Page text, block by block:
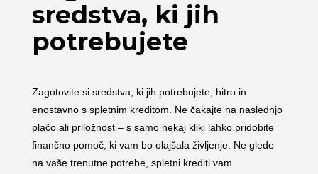
sredstva, ki jih
potrebujete
Zagotovite si sredstva, ki jih potrebujete, hitro in
enostavno s spletnim kreditom. Ne čakajte na naslednjo
plačo ali priložnost – s samo nekaj kliki lahko pridobite
finančno pomoč, ki vam bo olajšala življenje. Ne glede
na vaše trenutne potrebe, spletni krediti vam